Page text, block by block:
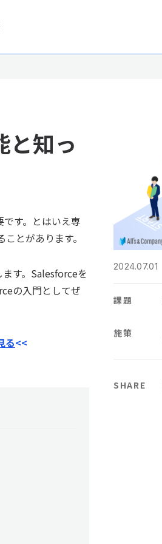
知っ
す。とはいえ専
とがあります。
す。Salesforceを
の入門としてぜ
る<<
2024.07.01
課題
施策
SHARE